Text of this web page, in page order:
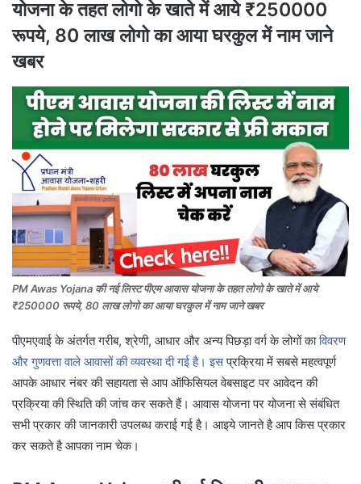
योजना के तहत लोगो के खाते में आये ₹250000
रूपये, 80 लाख लोगो का आया घरकुल में नाम जाने
खबर
PM Awas Yojana की नई लिस्ट पीएम आवास योजना के तहत लोगो के खाते में आये
₹250000 रूपये, 80 लाख लोगो का आया घरकुल में नाम जाने खबर
पीएमएवाई के अंतर्गत गरीब, श्रेणी, आधार और अन्य पिछड़ा वर्ग के लोगों काविवरण
और गुणवत्ता वाले आवासों की व्यवस्था दी गई है। इसप्रक्रिया में सबसे महत्वपूर्ण
आपके आधार नंबर की सहायता से आप ऑफिसियल वेबसाइट पर आवेदन की
प्रक्रिया की स्थिति की जांच कर सकते हैं। आवास योजना पर योजना से संबंधित
सभी प्रकार की जानकारी उपलब्ध कराई गई है। आइये जानते है आप किस प्रकार
कर सकते है आपका नाम चेक।